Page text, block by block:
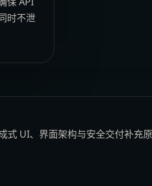
时不泄
UI、界面架构与安全交付补充原